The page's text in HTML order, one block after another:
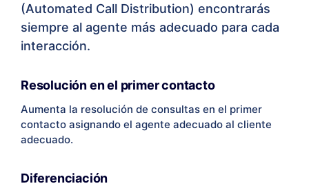
(Automated Call Distribution) encontrarás
siempre al agente más adecuado para cada
interacción.
Resolución en el primer contacto
Aumenta la resolución de consultas en el primer
contacto asignando el agente adecuado al cliente
adecuado.
Diferenciación